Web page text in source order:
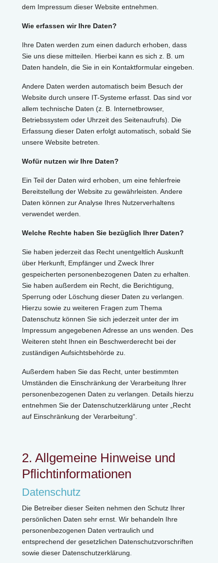
dem Impressum dieser Website entnehmen.
Wie erfassen wir Ihre Daten?
Ihre Daten werden zum einen dadurch erhoben, dass
Sie uns diese mitteilen. Hierbei kann es sich z. B. um
Daten handeln, die Sie in ein Kontaktformular eingeben.
Andere Daten werden automatisch beim Besuch der
Website durch unsere IT-Systeme erfasst. Das sind vor
allem technische Daten (z. B. Internetbrowser,
Betriebssystem oder Uhrzeit des Seitenaufrufs). Die
Erfassung dieser Daten erfolgt automatisch, sobald Sie
unsere Website betreten.
Wofür nutzen wir Ihre Daten?
Ein Teil der Daten wird erhoben, um eine fehlerfreie
Bereitstellung der Website zu gewährleisten. Andere
Daten können zur Analyse Ihres Nutzerverhaltens
verwendet werden.
Welche Rechte haben Sie bezüglich Ihrer Daten?
Sie haben jederzeit das Recht unentgeltlich Auskunft
über Herkunft, Empfänger und Zweck Ihrer
gespeicherten personenbezogenen Daten zu erhalten.
Sie haben außerdem ein Recht, die Berichtigung,
Sperrung oder Löschung dieser Daten zu verlangen.
Hierzu sowie zu weiteren Fragen zum Thema
Datenschutz können Sie sich jederzeit unter der im
Impressum angegebenen Adresse an uns wenden. Des
Weiteren steht Ihnen ein Beschwerderecht bei der
zuständigen Aufsichtsbehörde zu.
Außerdem haben Sie das Recht, unter bestimmten
Umständen die Einschränkung der Verarbeitung Ihrer
personenbezogenen Daten zu verlangen. Details hierzu
entnehmen Sie der Datenschutzerklärung unter „Recht
auf Einschränkung der Verarbeitung“.
2. Allgemeine Hinweise und
Pflichtinformationen
Datenschutz
Die Betreiber dieser Seiten nehmen den Schutz Ihrer
persönlichen Daten sehr ernst. Wir behandeln Ihre
personenbezogenen Daten vertraulich und
entsprechend der gesetzlichen Datenschutzvorschriften
sowie dieser Datenschutzerklärung.